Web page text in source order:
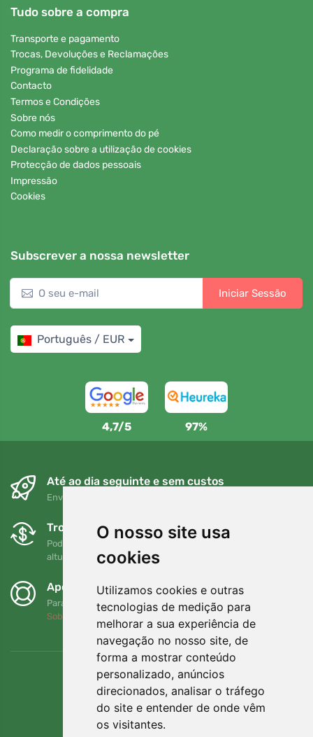
O nosso site usa
cookies
Utilizamos cookies e outras
tecnologias de medição para
melhorar a sua experiência de
navegação no nosso site, de
forma a mostrar conteúdo
personalizado, anúncios
direcionados, analisar o tráfego
do site e entender de onde vêm
os visitantes.
Tudo sobre a compra
Transporte e pagamento
Trocas, Devoluções e Reclamações
Programa de fidelidade
Contacto
Termos e Condições
Sobre nós
Como medir o comprimento do pé
Declaração sobre a utilização de cookies
Protecção de dados pessoais
Impressão
Cookies
Subscrever a nossa newsletter
Iniciar Sessão
Português / EUR
4,7/5 97%
Até ao dia seguinte e sem custos
Envio gratuito para encomendas superiores a 80 EUR
Trocas e devoluções gratuitas
Pode devolver ou trocar a sua encomenda em qualquer
altura no prazo de 90 dias
Apoiamos a Trees.org
Para cada encomenda plantamos uma árvore! Leia mais
Sobre nós